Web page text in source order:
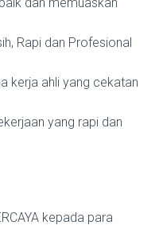
Rapi dan Profesional
kerja ahli yang cekatan
yang rapi dan
kepada para